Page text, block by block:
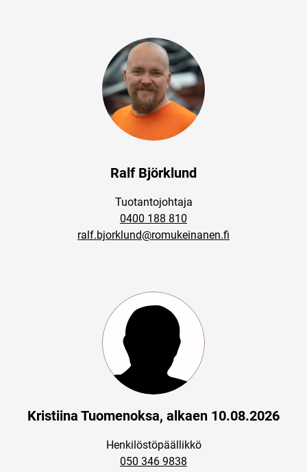
Ralf Björklund
Tuotantojohtaja
0400 188 810
ralf.bjorklund@romukeinanen.fi
Kristiina Tuomenoksa, alkaen 10.08.2026
Henkilöstöpäällikkö
050 346 9838